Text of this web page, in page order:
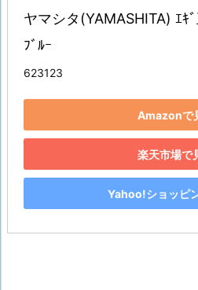
ヤマシタ(YAMASHITA) ｴｷ
ﾌﾞﾙｰ
623123
Amazonで
楽天市場で
Yahoo!ショッピ